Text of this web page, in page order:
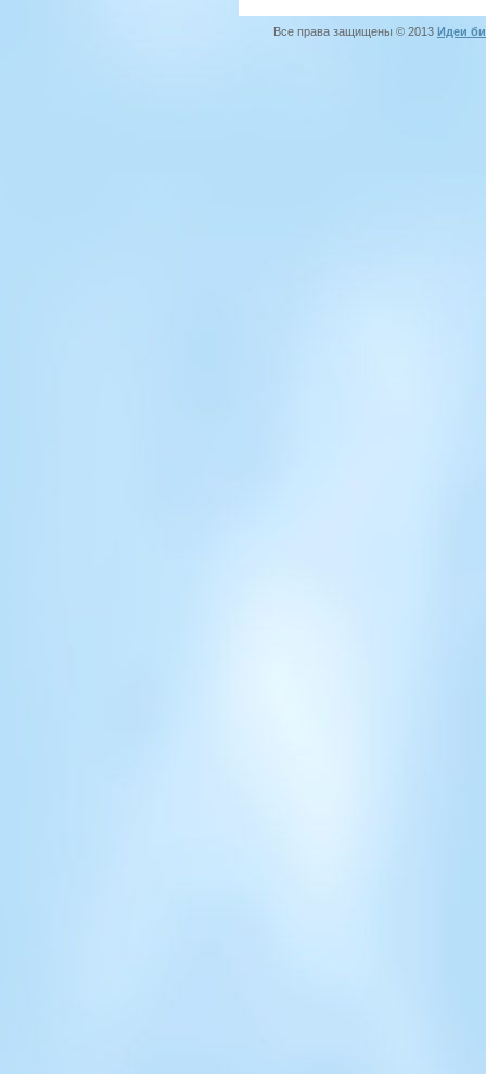
Все права защищены © 2013 Идеи